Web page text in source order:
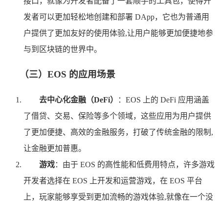
发者可以更加轻松地创建和部署 DApp，它也为普通用
户提供了更加友好的使用体验,让用户能够更加便捷地参
与到区块链的世界中。
（三）EOS 的应用场景
去中心化金融（DeFi）
：EOS 上的 DeFi 应用涵盖
了借贷、交易、保险等多个领域，这些应用为用户提供
了更加便捷、高效的金融服务，打破了传统金融的限制,
让金融更加普惠。
游戏：由于 EOS 的高性能和低费用特点，许多游戏
开发者选择在 EOS 上开发和运营游戏，在 EOS 平台
上，玩家能够享受到更加流畅的游戏体验,就像在一个没